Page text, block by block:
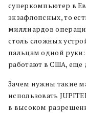
суперкомпьютер в
экзафлопсных, то
миллиардов
столь сложных
пальцам одной
работают в США, еще
Зачем нужны такие
использовать
в высоком